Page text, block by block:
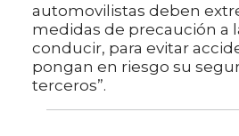
automovilistas deben
medidas de precaución a
conducir, para evitar
pongan en riesgo su
terceros”.